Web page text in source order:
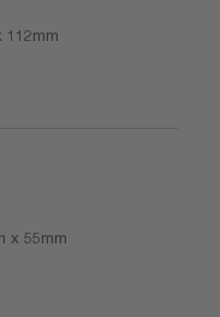
112mm
x 55mm